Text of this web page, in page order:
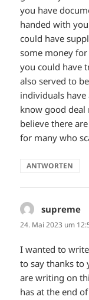
you have
handed with
could have
some money
you could have
also served to
individuals
know good
believe there
for many who
ANTWORTEN
supreme
24. Mai 2023 um
I wanted to
to say thanks to
are writing on
has at the end